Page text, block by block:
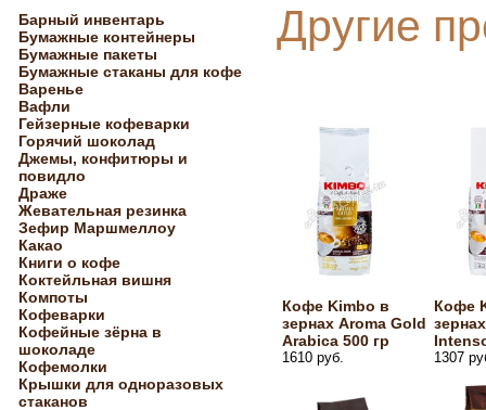
Барный инвентарь
Бумажные контейнеры
Бумажные пакеты
Бумажные стаканы для кофе
Варенье
Вафли
Гейзерные кофеварки
Горячий шоколад
Джемы, конфитюры и
повидло
Драже
Жевательная резинка
Зефир Маршмеллоу
Какао
Книги о кофе
Коктейльная вишня
Компоты
Кофеварки
Кофейные зёрна в
шоколаде
Кофемолки
Крышки для одноразовых
стаканов
Другие
Кофе Kimbo в
зернах Aroma Gold
Arabica 500 гр
1610 руб.
Кофе
1307